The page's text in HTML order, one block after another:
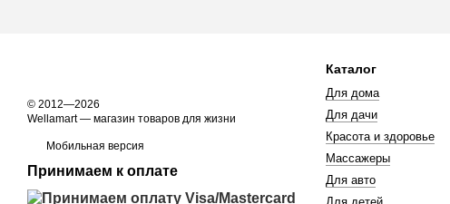
© 2012—2026
Wellamart — магазин товаров для жизни
Мобильная версия
Принимаем к оплате
Каталог
Для дома
Для дачи
Красота и здоровье
Массажеры
Для авто